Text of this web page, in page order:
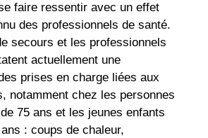
faire ressentir avec un effet
des professionnels de santé.
secours et les professionnels
actuellement une
prises en charge liées aux
notamment chez les personnes
75 ans et les jeunes enfants
: coups de chaleur,